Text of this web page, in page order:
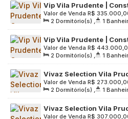
Vip Vila Prudente |
Construção | 36 metros
varanda | sem vaga
R$
Valor de Venda
03135-010, Vila Prudente,
2 Dormitório(s) , 1
Sala(s) , Útil: 36.00m² ,
Vip Vila Prudente |
Construção | 40 metros
varanda | sem vaga
R$
Valor de Venda
03135-010, Vila Prudente,
2 Dormitório(s) , 1
Sala(s) , Útil: 40.00m² ,
Vivaz Selection Vila
Construção | 31 metros
varanda e vaga
R$
Valor de Venda
Leste, 03136-040, Vila
Brasil
2 Dormitório(s) , 1
Sala(s) , Útil: 31.00m² ,
Vivaz Selection Vila
R$
Valor de Venda